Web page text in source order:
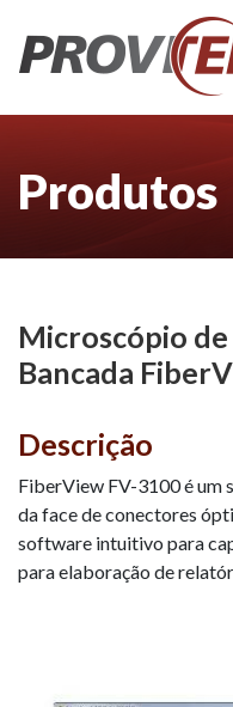
Produtos
Microscópio
Bancada
Descrição
FiberView FV-3100 é um
da face de conectores
software intuitivo para
para elaboração de